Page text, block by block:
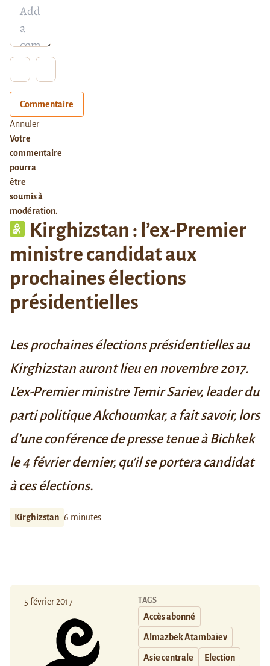
Kirghizstan : l’ex-Premier
ministre candidat aux
prochaines élections
présidentielles
Les prochaines élections présidentielles au
Kirghizstan auront lieu en novembre 2017.
L'ex-Premier ministre Temir Sariev, leader du
parti politiqueAkchoumkar, a fait savoir, lors
d’une conférence de presse tenue à Bichkek
le 4 février dernier, qu’il se portera candidat
à ces élections.
Kirghizstan 6 minutes
5 février 2017 TAGS
Accès abonné
Almazbek Atambaïev
Asie centrale Election
Commentaire
Annuler
Votre
commentaire
pourra
être
soumis à
modération.